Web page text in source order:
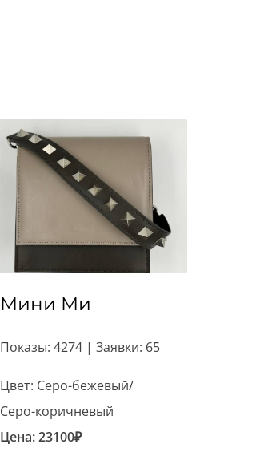
Мини Ми
Показы: 4274 | Заявки: 65
Цвет: Серо-бежевый/
Серо-коричневый
Цена:23100₽